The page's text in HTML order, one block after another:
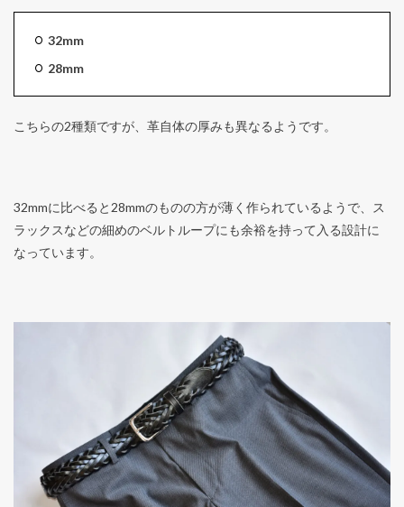
32mm
28mm
こちらの2種類ですが、革自体の厚みも異なるようです。
32mmに比べると28mmのものの方が薄く作られているようで、ス
ラックスなどの細めのベルトループにも余裕を持って入る設計に
なっています。